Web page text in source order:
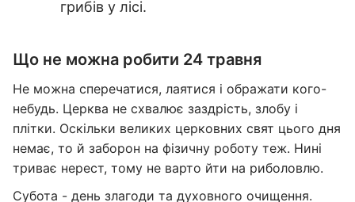
грибів у лісі.
Що не можна робити 24 травня
Не можна сперечатися, лаятися і ображати кого-
небудь. Церква не схвалює заздрість, злобу і
плітки. Оскільки великих церковних свят цього дня
немає, то й заборон на фізичну роботу теж. Нині
триває нерест, тому не варто йти на риболовлю.
Субота - день злагоди та духовного очищення.